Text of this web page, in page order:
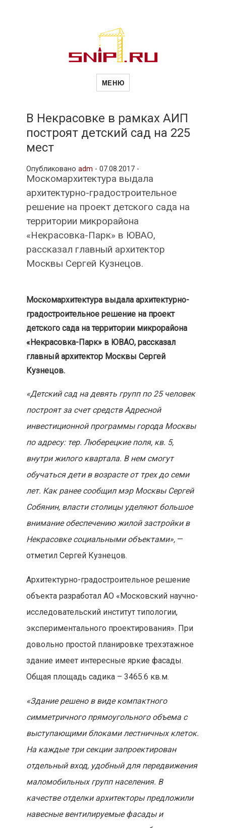
Новости
другие связанные со стройкой
рубрики
МЕНЮ
В Некрасовке в рамках АИП
построят детский сад на 225
мест
Опубликовано adm - 07.08.2017 -
Москомархитектура выдала
архитектурно-градостроительное
решение на проект детского сада на
территории микрорайона
«Некрасовка-Парк» в ЮВАО,
рассказал главный архитектор
Москвы Сергей Кузнецов.
Москомархитектура выдала архитектурно-
градостроительное решение на проект
детского сада на территории микрорайона
«Некрасовка-Парк» в ЮВАО, рассказал
главный архитектор Москвы Сергей
Кузнецов.
«Детский сад на девять групп по 25 человек
построят за счет средств Адресной
инвестиционной программы города Москвы
по адресу: тер. Люберецкие поля, кв. 5,
внутри жилого квартала. В нем смогут
обучаться дети в возрасте от трех до семи
лет. Как ранее сообщил мэр Москвы Сергей
Собянин, власти столицы уделяют большое
внимание обеспечению жилой застройки в
Некрасовке социальными объектами»,—
отметил Сергей Кузнецов.
Архитектурно-градостроительное решение
объекта разработал АО «Московский научно-
исследовательский институт типологии,
экспериментального проектирования». При
довольно простой планировке трехэтажное
здание имеет интересные яркие фасады.
Общая площадь садика – 3465.6 кв.м.
«Здание решено в виде компактного
симметричного прямоугольного объема с
выступающими блоками лестничных клеток.
На каждые три секции запроектирован
отдельный вход, удобный для передвижения
маломобильных групп населения. В
качестве отделки архитекторы предложили
навесные вентилируемые фасады и